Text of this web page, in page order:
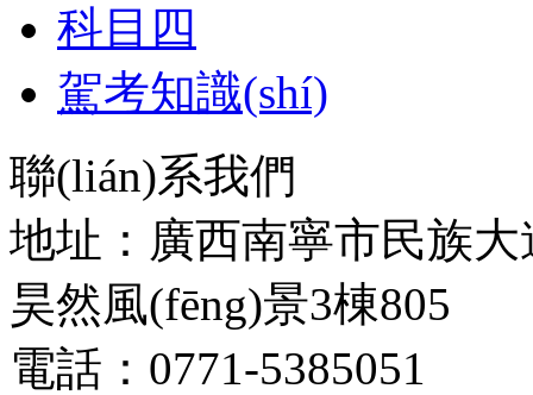
科目四
駕考知識(shí)
聯(lián)系我們
地址：廣西南寧市民族大
昊然風(fēng)景3棟805
電話：0771-5385051